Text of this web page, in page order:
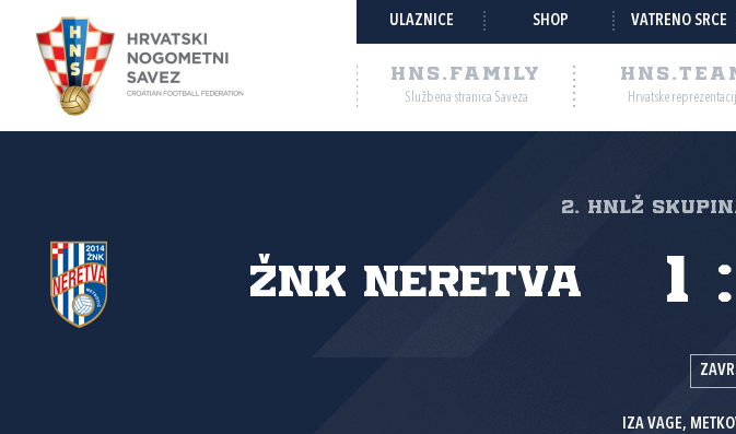
ULAZNICE SHOP VATRENO SRCE
HNS.FAMILY
Službena stranica Saveza Hrvatske
2. HNLŽ
ŽNK Neretva 1 :
IZA VAGE,